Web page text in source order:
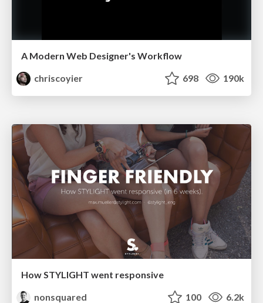
A Modern Web Designer's Workflow
chriscoyier
698 190k
How STYLIGHT went responsive
nonsquared
100 6.2k